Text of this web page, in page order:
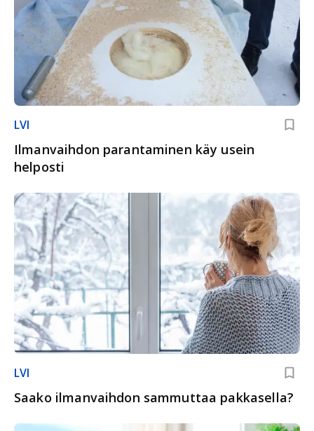
LVI
Ilmanvaihdon parantaminen käy usein
helposti
LVI
Saako ilmanvaihdon sammuttaa pakkasella?